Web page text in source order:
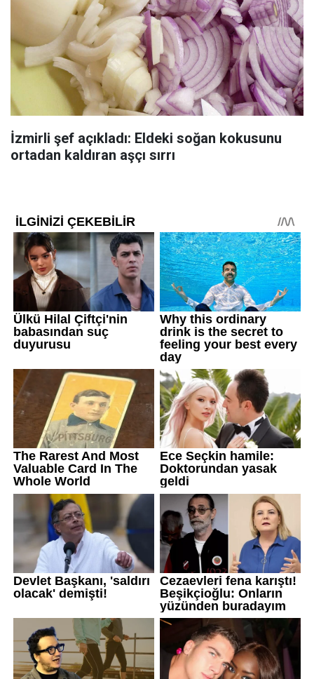
İzmirli şef açıkladı: Eldeki soğan kokusunu
ortadan kaldıran aşçı sırrı